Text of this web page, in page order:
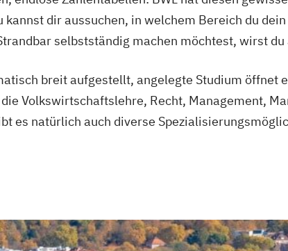
kannst dir aussuchen, in welchem Bereich du
selbstständig machen möchtest, wirst
breit aufgestellt, angelegte Studium öffnet
Volkswirtschaftslehre, Recht, Management,
es natürlich auch diverse